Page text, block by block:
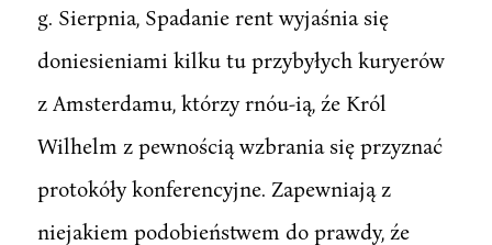
g. Sierpnia, Spadanie rent wyjaśnia się
doniesieniami kilku tu przybyłych kuryerów
z Amsterdamu, którzy rnóu-ią, źe Król
Wilhelm z pewnością wzbrania się przyznać
protokóły konferencyjne. Zapewniają z
niejakiem podobieństwem do prawdy, źe